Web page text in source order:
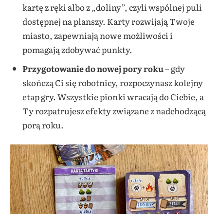
kartę z ręki albo z „doliny”, czyli wspólnej puli
dostępnej na planszy. Karty rozwijają Twoje
miasto, zapewniają nowe możliwości i
pomagają zdobywać punkty.
Przygotowanie do nowej pory roku– gdy
skończą Ci się robotnicy, rozpoczynasz kolejny
etap gry. Wszystkie pionki wracają do Ciebie, a
Ty rozpatrujesz efekty związane z nadchodzącą
porą roku.